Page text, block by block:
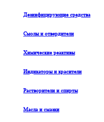
Дезинфицирующие средства
Смолы и отвердители
Химические реактивы
Индикаторы и красители
Растворители и спирты
Масла и смазки